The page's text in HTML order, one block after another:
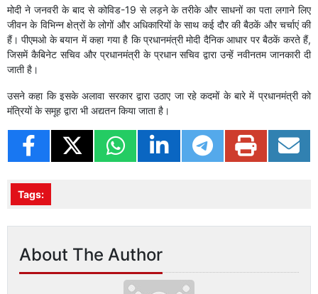
मोदी ने जनवरी के बाद से कोविड-19 से लड़ने के तरीके और साधनों का पता लगाने लिए
जीवन के विभिन्न क्षेत्रों के लोगों और अधिकारियों के साथ कई दौर की बैठकें और चर्चाएं की
हैं। पीएमओ के बयान में कहा गया है कि प्रधानमंत्री मोदी दैनिक आधार पर बैठकें करते हैं,
जिसमें कैबिनेट सचिव और प्रधानमंत्री के प्रधान सचिव द्वारा उन्हें नवीनतम जानकारी दी
जाती है।
उसने कहा कि इसके अलावा सरकार द्वारा उठाए जा रहे कदमों के बारे में प्रधानमंत्री को
मंत्रियों के समूह द्वारा भी अद्यतन किया जाता है।
Tags:
About The Author